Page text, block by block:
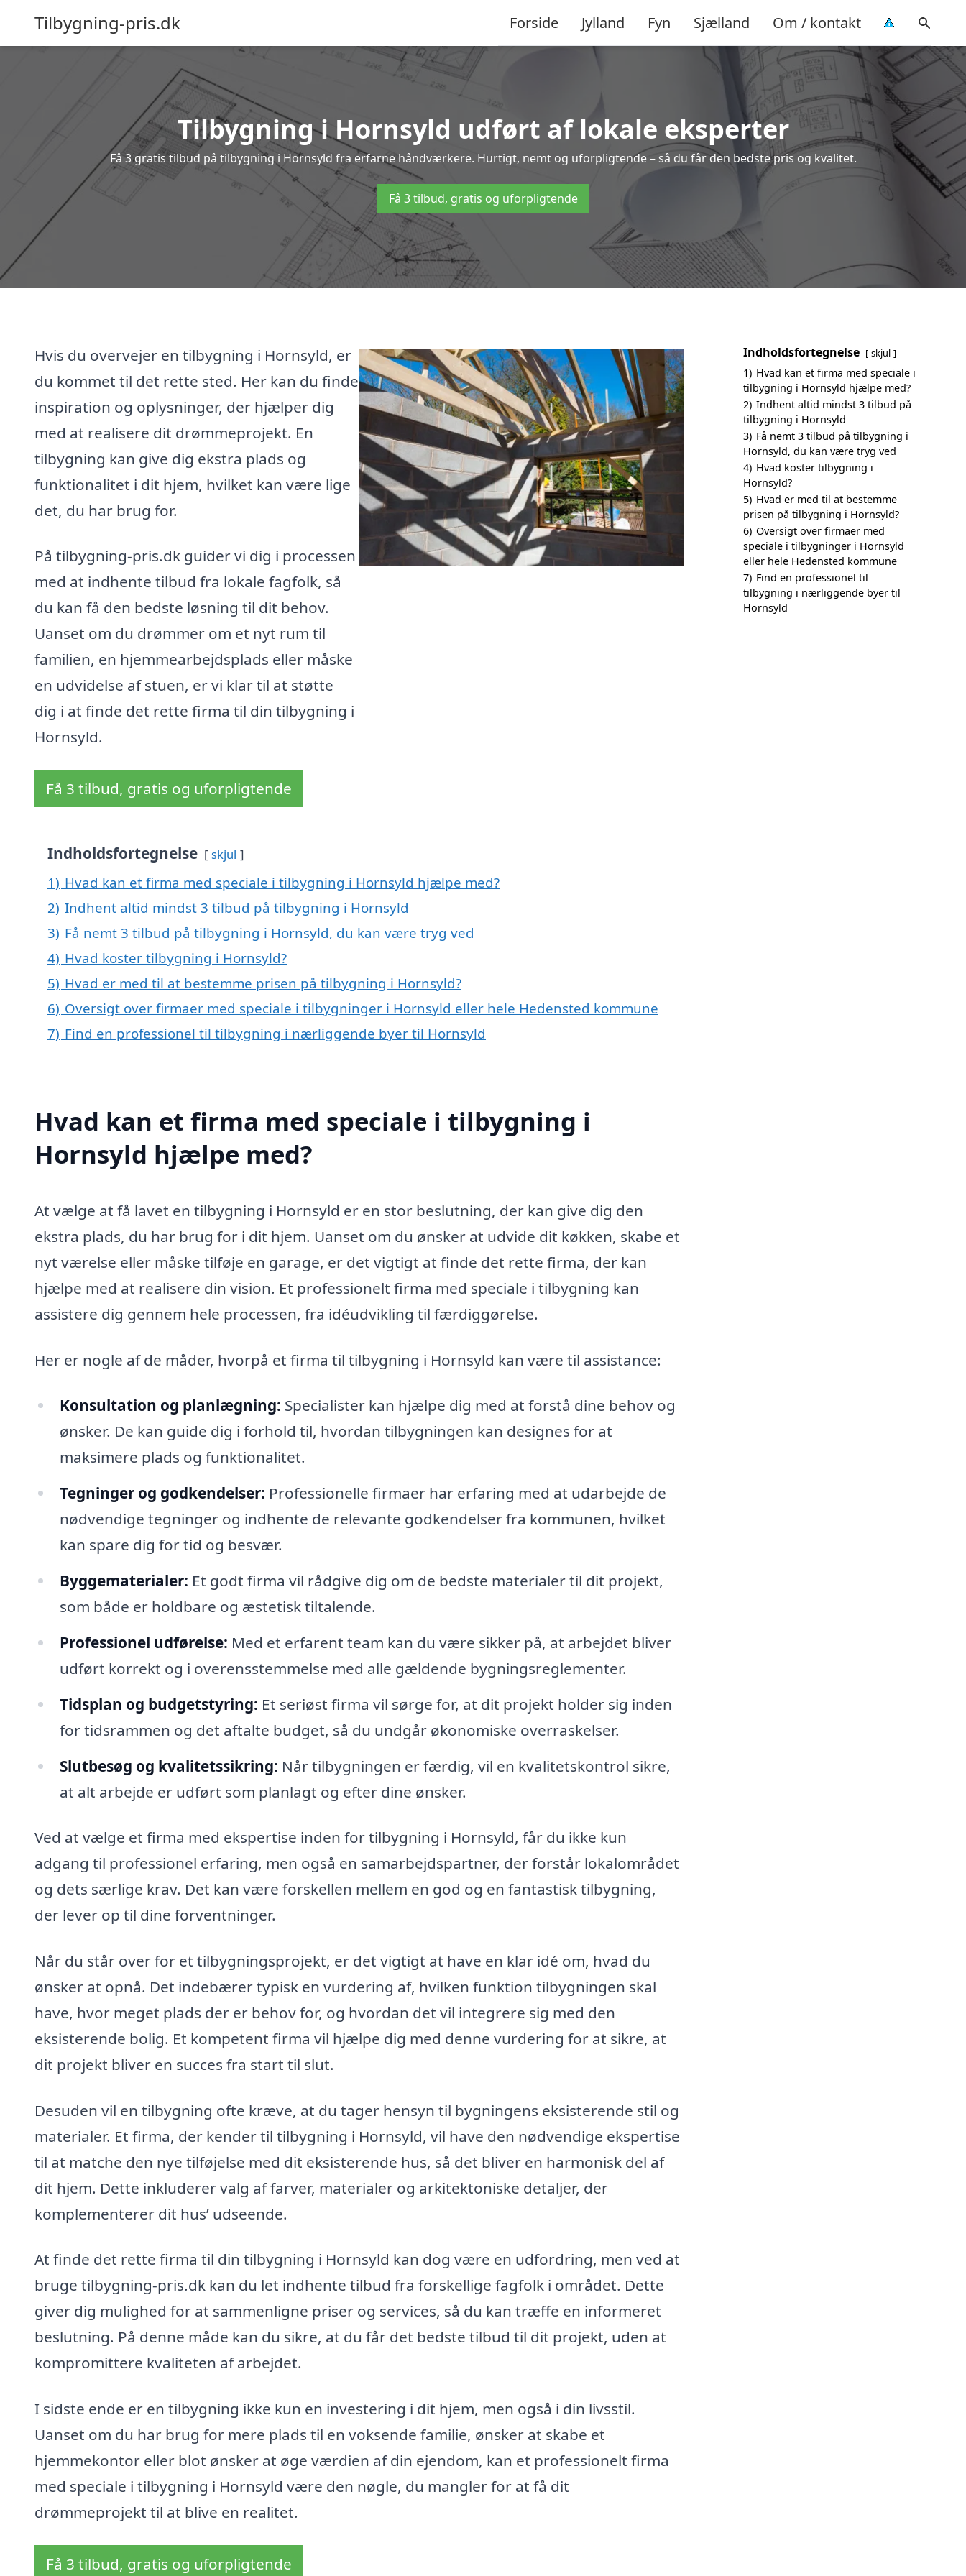
Tilbygning-pris.dk Forside Jylland Fyn Sjælland Om / kontakt
Tilbygning i Hornsyld udført af lokale eksperter
Få 3 gratis tilbud på tilbygning i Hornsyld fra erfarne håndværkere. Hurtigt, nemt og uforpligtende – så du får den bedste pris og kvalitet.
Få 3 tilbud, gratis og uforpligtende
Hvis du overvejer en tilbygning i Hornsyld, er
du kommet til det rette sted. Her kan du finde
inspiration og oplysninger, der hjælper dig
med at realisere dit drømmeprojekt. En
tilbygning kan give dig ekstra plads og
funktionalitet i dit hjem, hvilket kan være lige
det, du har brug for.
På tilbygning-pris.dk guider vi dig i processen
med at indhente tilbud fra lokale fagfolk, så
du kan få den bedste løsning til dit behov.
Uanset om du drømmer om et nyt rum til
familien, en hjemmearbejdsplads eller måske
en udvidelse af stuen, er vi klar til at støtte
dig i at finde det rette firma til din tilbygning i
Hornsyld.
Få 3 tilbud, gratis og uforpligtende
Indholdsfortegnelse skjul
1) Hvad kan et firma med speciale i tilbygning i Hornsyld hjælpe med?
2) Indhent altid mindst 3 tilbud på tilbygning i Hornsyld
3) Få nemt 3 tilbud på tilbygning i Hornsyld, du kan være tryg ved
4) Hvad koster tilbygning i Hornsyld?
5) Hvad er med til at bestemme prisen på tilbygning i Hornsyld?
6) Oversigt over firmaer med speciale i tilbygninger i Hornsyld eller hele Hedensted kommune
7) Find en professionel til tilbygning i nærliggende byer til Hornsyld
Hvad kan et firma med speciale i tilbygning i
Hornsyld hjælpe med?
At vælge at få lavet en tilbygning i Hornsyld er en stor beslutning, der kan give dig den
ekstra plads, du har brug for i dit hjem. Uanset om du ønsker at udvide dit køkken, skabe et
nyt værelse eller måske tilføje en garage, er det vigtigt at finde det rette firma, der kan
hjælpe med at realisere din vision. Et professionelt firma med speciale i tilbygning kan
assistere dig gennem hele processen, fra idéudvikling til færdiggørelse.
Her er nogle af de måder, hvorpå et firma til tilbygning i Hornsyld kan være til assistance:
Konsultation og planlægning: Specialister kan hjælpe dig med at forstå dine behov og
ønsker. De kan guide dig i forhold til, hvordan tilbygningen kan designes for at
maksimere plads og funktionalitet.
Tegninger og godkendelser: Professionelle firmaer har erfaring med at udarbejde de
nødvendige tegninger og indhente de relevante godkendelser fra kommunen, hvilket
kan spare dig for tid og besvær.
Byggematerialer: Et godt firma vil rådgive dig om de bedste materialer til dit projekt,
som både er holdbare og æstetisk tiltalende.
Professionel udførelse: Med et erfarent team kan du være sikker på, at arbejdet bliver
udført korrekt og i overensstemmelse med alle gældende bygningsreglementer.
Tidsplan og budgetstyring: Et seriøst firma vil sørge for, at dit projekt holder sig inden
for tidsrammen og det aftalte budget, så du undgår økonomiske overraskelser.
Slutbesøg og kvalitetssikring: Når tilbygningen er færdig, vil en kvalitetskontrol sikre,
at alt arbejde er udført som planlagt og efter dine ønsker.
Ved at vælge et firma med ekspertise inden for tilbygning i Hornsyld, får du ikke kun
adgang til professionel erfaring, men også en samarbejdspartner, der forstår lokalområdet
og dets særlige krav. Det kan være forskellen mellem en god og en fantastisk tilbygning,
der lever op til dine forventninger.
Når du står over for et tilbygningsprojekt, er det vigtigt at have en klar idé om, hvad du
ønsker at opnå. Det indebærer typisk en vurdering af, hvilken funktion tilbygningen skal
have, hvor meget plads der er behov for, og hvordan det vil integrere sig med den
eksisterende bolig. Et kompetent firma vil hjælpe dig med denne vurdering for at sikre, at
dit projekt bliver en succes fra start til slut.
Desuden vil en tilbygning ofte kræve, at du tager hensyn til bygningens eksisterende stil og
materialer. Et firma, der kender til tilbygning i Hornsyld, vil have den nødvendige ekspertise
til at matche den nye tilføjelse med dit eksisterende hus, så det bliver en harmonisk del af
dit hjem. Dette inkluderer valg af farver, materialer og arkitektoniske detaljer, der
komplementerer dit hus’ udseende.
At finde det rette firma til din tilbygning i Hornsyld kan dog være en udfordring, men ved at
bruge tilbygning-pris.dk kan du let indhente tilbud fra forskellige fagfolk i området. Dette
giver dig mulighed for at sammenligne priser og services, så du kan træffe en informeret
beslutning. På denne måde kan du sikre, at du får det bedste tilbud til dit projekt, uden at
kompromittere kvaliteten af arbejdet.
I sidste ende er en tilbygning ikke kun en investering i dit hjem, men også i din livsstil.
Uanset om du har brug for mere plads til en voksende familie, ønsker at skabe et
hjemmekontor eller blot ønsker at øge værdien af din ejendom, kan et professionelt firma
med speciale i tilbygning i Hornsyld være den nøgle, du mangler for at få dit
drømmeprojekt til at blive en realitet.
Få 3 tilbud, gratis og uforpligtende
Indholdsfortegnelse skjul
1) Hvad kan et firma med speciale i
tilbygning i Hornsyld hjælpe med?
2) Indhent altid mindst 3 tilbud på
tilbygning i Hornsyld
3) Få nemt 3 tilbud på tilbygning i
Hornsyld, du kan være tryg ved
4) Hvad koster tilbygning i
Hornsyld?
5) Hvad er med til at bestemme
prisen på tilbygning i Hornsyld?
6) Oversigt over firmaer med
speciale i tilbygninger i Hornsyld
eller hele Hedensted kommune
7) Find en professionel til
tilbygning i nærliggende byer til
Hornsyld